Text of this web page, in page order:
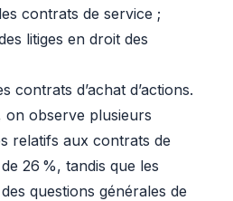
contrats de service ;
litiges en droit des
contrats d’achat d’actions.
observe plusieurs
relatifs aux contrats de
26 %, tandis que les
questions générales de